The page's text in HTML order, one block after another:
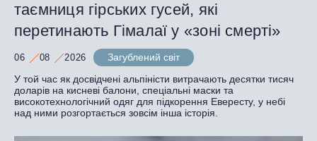
таємниця гірських гусей, які
перетинають Гімалаї у «зоні смерті»
06 08 2026
Загублений світ
У той час як досвідчені альпіністи витрачають десятки тисяч
доларів на кисневі балони, спеціальні маски та
високотехнологічний одяг для підкорення Евересту, у небі
над ними розгортається зовсім інша історія.